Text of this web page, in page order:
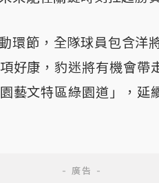
環節，全隊球員包含洋
好康，豹迷將有機會帶
藝文特區綠園道」，延